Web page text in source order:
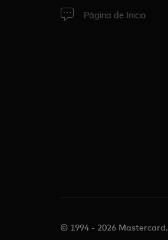
Página de Inicio
© 1994 - 2026 Mastercard.